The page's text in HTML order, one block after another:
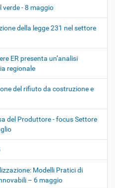
verde - 8 maggio
della legge 231 nel settore
ER presenta un’analisi
regionale
del rifiuto da costruzione e
del Produttore - focus Settore
Modelli Pratici di
– 6 maggio